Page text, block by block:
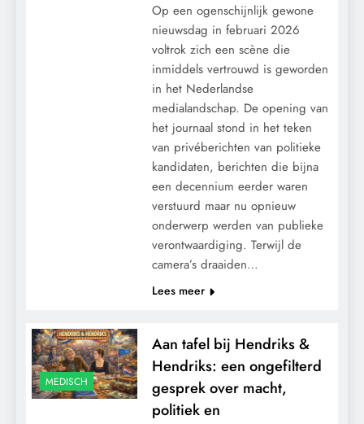
Op een ogenschijnlijk gewone
nieuwsdag in februari 2026
voltrok zich een scène die
inmiddels vertrouwd is geworden
in het Nederlandse
medialandschap. De opening van
het journaal stond in het teken
van privéberichten van politieke
kandidaten, berichten die bijna
een decennium eerder waren
verstuurd maar nu opnieuw
onderwerp werden van publieke
verontwaardiging. Terwijl de
camera’s draaiden…
Lees meer
MEDISCH
Aan tafel bij Hendriks &
Hendriks: een ongefilterd
gesprek over macht,
politiek en